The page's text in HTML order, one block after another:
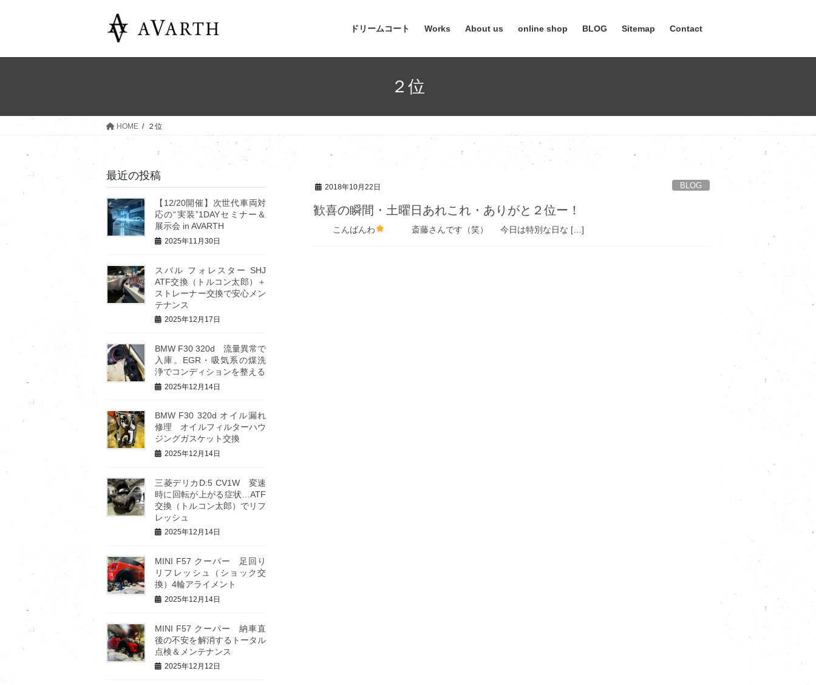
ドリームコート Works About us online shop BLOG Sitemap Contact
２位
HOME ２位
2018年10月22日 BLOG
歓喜の瞬間・土曜日あれこれ・ありがと２位ー！
こんばんわ 斎藤さんです（笑） 今日は特別な日な […]
最近の投稿
【12/20開催】次世代車両対
応の“実装”1DAYセミナー＆
展示会 in AVARTH
2025年11月30日
スバル フォレスター SHJ
ATF交換（トルコン太郎）＋
ストレーナー交換で安心メン
テナンス
2025年12月17日
BMW F30 320d 流量異常で
入庫。EGR・吸気系の煤洗
浄でコンディションを整える
2025年12月14日
BMW F30 320d オイル漏れ
修理 オイルフィルターハウ
ジングガスケット交換
2025年12月14日
三菱デリカD:5 CV1W 変速
時に回転が上がる症状…ATF
交換（トルコン太郎）でリフ
レッシュ
2025年12月14日
MINI F57 クーパー 足回り
リフレッシュ（ショック交
換）4輪アライメント
2025年12月14日
MINI F57 クーパー 納車直
後の不安を解消するトータル
点検＆メンテナンス
2025年12月12日